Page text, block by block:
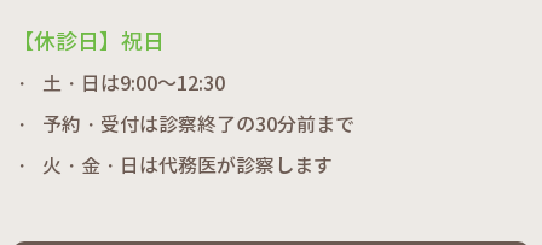
【休診日】祝日
土・日は9:00～12:30
予約・受付は診察終了の30分前まで
火・金・日は代務医が診察します